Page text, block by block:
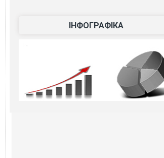
ІНФОГРАФІКА